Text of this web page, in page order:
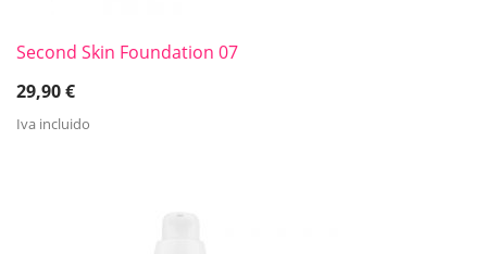
Second Skin Foundation 07
29,90€
Iva incluido